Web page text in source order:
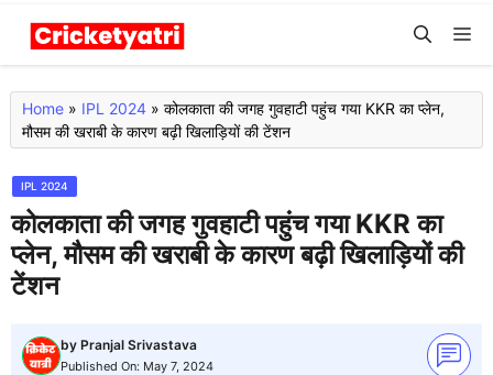
Skip
content
Home » IPL 2024 » कोलकाता की जगह गुवहाटी पहुंच गया KKR का प्लेन,
मौसम की खराबी के कारण बढ़ी खिलाड़ियों की टेंशन
IPL 2024
कोलकाता की जगह गुवहाटी पहुंच गया KKR का
प्लेन, मौसम की खराबी के कारण बढ़ी खिलाड़ियों की
टेंशन
by Pranjal Srivastava
Published On: May 7, 2024